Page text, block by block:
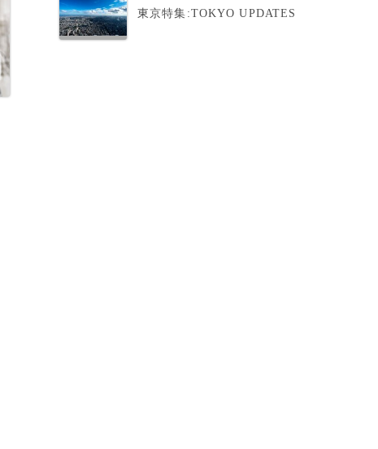
東京特集:TOKYO UPDATES